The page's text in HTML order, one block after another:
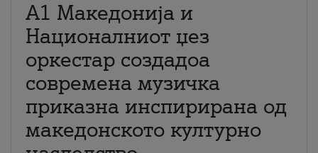
А1 Македонија и
Националниот џез
оркестар создадоа
современа музичка
приказна инспирирана од
македонското културно